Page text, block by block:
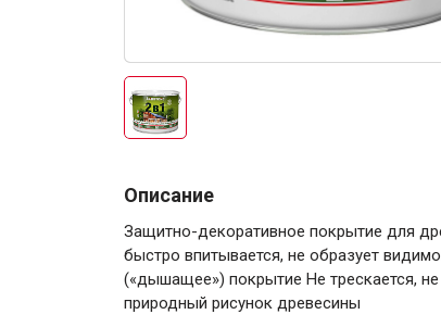
Описание
Защитно-декоративное покрытие для
быстро впитывается, не образует
(«дышащее») покрытие Не трескается,
природный рисунок древесины
Анкеры
Монтажные ленты
Канаты, шнуры